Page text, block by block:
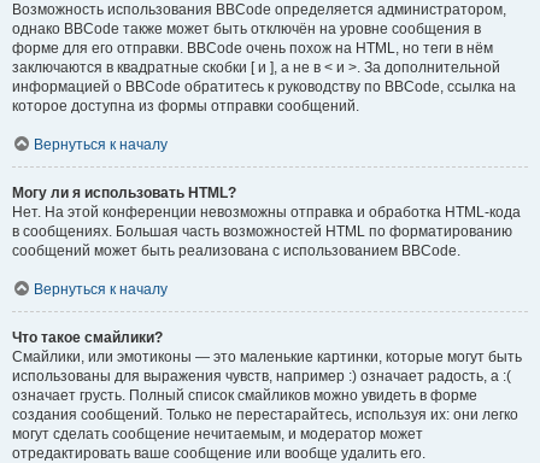
Возможность использования BBCode определяется администратором,
однако BBCode также может быть отключён на уровне сообщения в
форме для его отправки. BBCode очень похож на HTML, но теги в нём
заключаются в квадратные скобки [ и ], а не в < и >. За дополнительной
информацией о BBCode обратитесь к руководству по BBCode, ссылка на
которое доступна из формы отправки сообщений.
Вернуться к началу
Могу ли я использовать HTML?
Нет. На этой конференции невозможны отправка и обработка HTML-кода
в сообщениях. Большая часть возможностей HTML по форматированию
сообщений может быть реализована с использованием BBCode.
Вернуться к началу
Что такое смайлики?
Смайлики, или эмотиконы — это маленькие картинки, которые могут быть
использованы для выражения чувств, например :) означает радость, а :(
означает грусть. Полный список смайликов можно увидеть в форме
создания сообщений. Только не перестарайтесь, используя их: они легко
могут сделать сообщение нечитаемым, и модератор может
отредактировать ваше сообщение или вообще удалить его.